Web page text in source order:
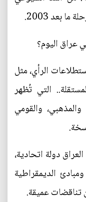
عراق اليوم؟
الرأي، مثل
التي تُظهر
والقومي
2005 على أن العراق دولة اتحادية،
الديمقراطية
تناقضات عميقة.